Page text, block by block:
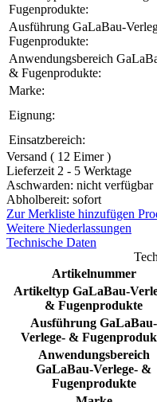
Fugenprodukte:
Ausführung GaLaBau-
Fugenprodukte:
Anwendungsbereich
& Fugenprodukte:
Marke:
Eignung:
Einsatzbereich:
Versand ( 12 Eimer )
Lieferzeit 2 - 5 Werktage
Aschwarden: nicht verfügbar
Abholbereit: sofort
Zur Merkliste hinzufügen
Weitere Niederlassungen
Technische Daten
Artikelnummer
Artikeltyp GaLaBau-
& Fugenprodukte
Ausführung GaLaBau-
Verlege- &
Anwendungsbereich
GaLaBau-Verlege- &
Fugenprodukte